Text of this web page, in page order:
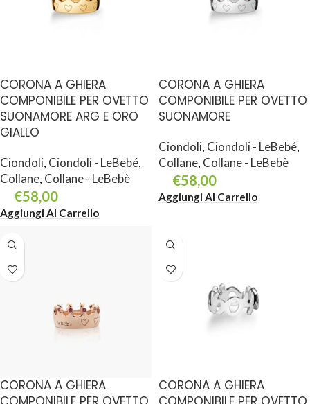
CORONA A GHIERA
COMPONIBILE PER OVETTO
SUONAMORE ARG E ORO
GIALLO
Ciondoli, Ciondoli - LeBebé,
Collane, Collane - LeBebè
€58,00
Aggiungi Al Carrello
CORONA A GHIERA
COMPONIBILE PER OVETTO
SUONAMORE
Ciondoli, Ciondoli - LeBebé,
Collane, Collane - LeBebè
€58,00
Aggiungi Al Carrello
CORONA A GHIERA
CORONA A GHIERA